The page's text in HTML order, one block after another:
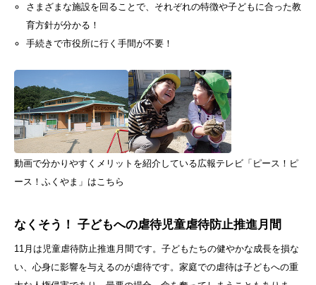
さまざまな施設を回ることで、それぞれの特徴や子どもに合った教
育方針が分かる！
手続きで市役所に行く手間が不要！
動画で分かりやすくメリットを紹介している広報テレビ「ピース！ピ
ース！ふくやま」はこちら
なくそう！ 子どもへの虐待児童虐待防止推進月間
11月は児童虐待防止推進月間です。子どもたちの健やかな成長を損な
い、心身に影響を与えるのが虐待です。家庭での虐待は子どもへの重